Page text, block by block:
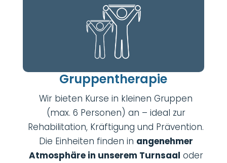
Gruppentherapie
Wir bieten Kurse in kleinen Gruppen
(max. 6 Personen) an – ideal zur
Rehabilitation, Kräftigung und Prävention.
Die Einheiten finden in angenehmer
Atmosphäre in unserem Turnsaal oder